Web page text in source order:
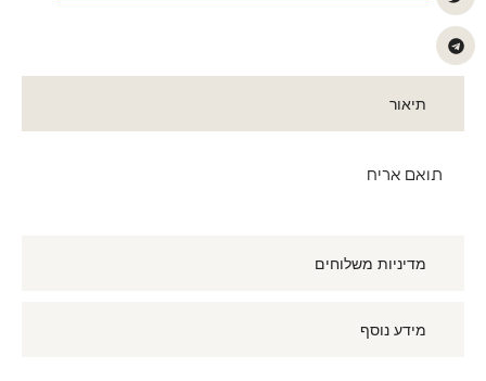
תיאור
מדיניות משלוחים
מידע נוסף
תואם אריח